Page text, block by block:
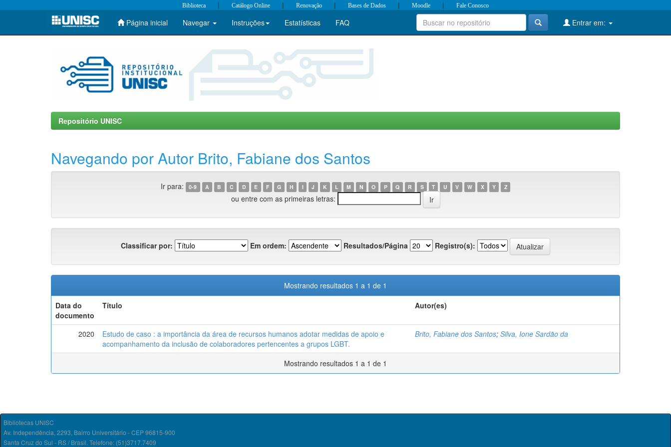
Skip
Biblioteca | Catálogo Online | Renovação | Bases de Dados | Moodle | Fale Conosco
Página inicial Navegar Instruções Estatísticas FAQ Entrar em:
Repositório UNISC
Navegando por Autor Brito, Fabiane dos Santos
Ir para: 0-9 A B C D E F G H I J K L M N O P Q R S T U V W X Y Z
ou entre com as primeiras letras:
Classificar por: Em ordem: Resultados/Página Registro(s):
Mostrando resultados 1 a 1 de 1
Data do
documento
Título Autor(es)
2020
Estudo de caso : a importância da área de recursos humanos adotar medidas de apoio e
acompanhamento da inclusão de colaboradores pertencentes a grupos LGBT.
Brito, Fabiane dos Santos; Silva, Ione Sardão da
Mostrando resultados 1 a 1 de 1
Bibliotecas UNISC
Av. Independência, 2293, Bairro Universitário - CEP 96815-900
Santa Cruz do Sul - RS / Brasil. Telefone: (51)3717.7409